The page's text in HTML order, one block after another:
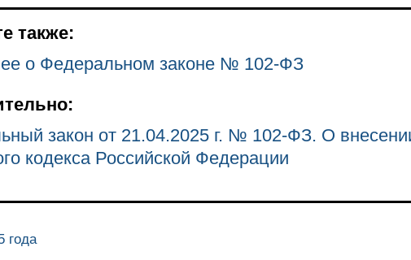
также:
о Федеральном законе № 102-ФЗ
закон от 21.04.2025 г. № 102-ФЗ. О
кодекса Российской Федерации
года